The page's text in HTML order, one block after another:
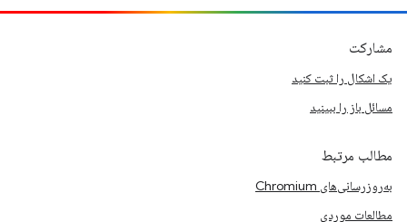
مشارکت
یک اشکال را ثبت کنید
مسائل باز را ببینید
مطالب مرتبط
به‌روزرسانی‌های Chromium
مطالعات موردی